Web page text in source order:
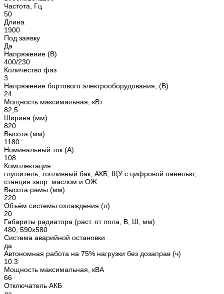
Частота, Гц
50
Длина
1900
Под заявку
Да
Напряжение (В)
400/230
Количество фаз
3
Напряжение бортового электрооборудования, (В)
24
Мощность максимальная, кВт
82,5
Ширина (мм)
820
Высота (мм)
1180
Номинальный ток (А)
108
Комплектация
глушитель, топливный бак, АКБ, ЩУ с цифровой панелью,
станция запр. маслом и ОЖ
Высота рамы (мм)
220
Объём системы охлаждения (л)
20
Габариты радиатора (раст. от пола, В, Ш, мм)
480, 590х580
Система аварийной остановки
да
Автономная работа на 75% нагрузки без дозаправ (ч)
10.3
Мощность максимальная, кВА
66
Отключатель АКБ